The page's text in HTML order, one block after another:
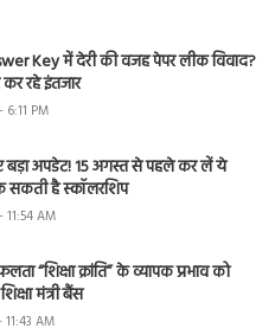
Key में देरी की वजह पेपर लीक विवाद?
कर रहे इंतजार
PM
बड़ा अपडेट! 15 अगस्त से पहले कर लें ये
सकती है स्कॉलरशिप
AM
“शिक्षा क्रांति” के व्यापक प्रभाव को
मंत्री बैंस
AM